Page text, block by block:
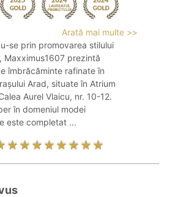
Arată mai multe >>
se prin promovarea stilului
Maxximus1607 prezintă
îmbrăcăminte rafinate în
Arad, situate în Atrium
Aurel Vlaicu, nr. 10-12.
în domeniul modei
este completat ...